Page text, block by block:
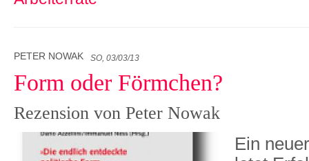
PETER NOWAK SO, 03/03/13
Form oder Förmchen?
Rezension von Peter Nowak
Ein